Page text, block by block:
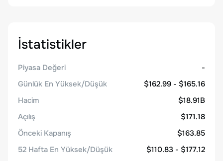
İstatistikler
Piyasa Değeri
-
Günlük En Yüksek/Düşük
$162.99 - $165.16
Hacim
$18.91B
Açılış
$171.18
Önceki Kapanış
$163.85
52 Hafta En Yüksek/Düşük
$110.83 - $177.12